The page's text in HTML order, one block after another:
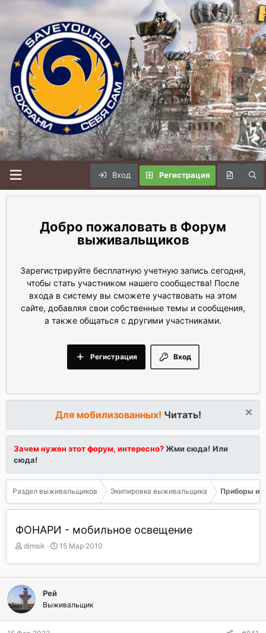
Вход Регистрация
Форум
выживальщиков
Зарегистрируйте бесплатную учетную запись сегодня,
чтобы стать участником нашего сообщества! После
входа в систему вы сможете участвовать на этом
сайте, добавляя свои собственные темы и сообщения,
а также общаться с другими участниками.
Вход
Регистрация
Для мобилизованных! Читать!
Зачем нужен этот форум, интересно?Жми сюда! Или
сюда!
Раздел выживальщиков Экипировка выживальщика Приборы и
ФОНАРИ - мобильное освещение
А
т
о
р
т
е
м
ы
dimsik
Д
т
а
ч
а
15 Мар 2010
Рей
Выживальщик